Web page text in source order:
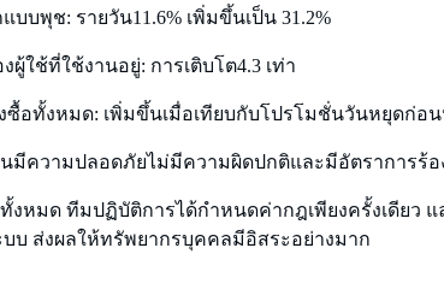
บบพุช: รายวัน11.6% เพิ่มขึ้นเป็น 31.2%
ผู้ใช้ที่ใช้งานอยู่: การเติบโต4.3 เท่า
อทั้งหมด: เพิ่มขึ้นเมื่อเทียบกับโปรโมชั่นวันหยุดก่อ
ความปลอดภัยไม่มีความผิดปกติและมีอัตราการร้อ
งหมด ทีมปฏิบัติการได้กำหนดค่ากฎเพียงครั้งเดียว
บ ส่งผลให้ทรัพยากรบุคคลมีอิสระอย่างมาก